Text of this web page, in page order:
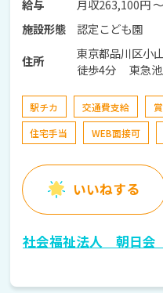
給与
月収263,100円
施設形態
認定こども園
住所
東京都品川区小山2-6-15 東急目
徒歩4
駅チカ 交通費支給
住宅手当
WEB面接可
いいねする
社会福祉法人 朝日会